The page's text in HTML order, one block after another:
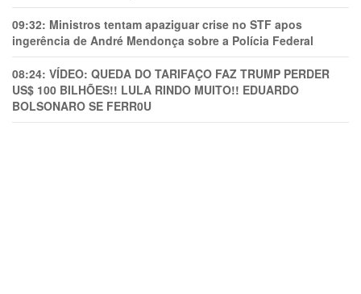
09:32: Ministros tentam apaziguar crise no STF apos
ingerência de André Mendonça sobre a Polícia Federal
08:24: VÍDEO: QUEDA DO TARIFAÇO FAZ TRUMP PERDER
US$ 100 BILHÕES!! LULA RINDO MUITO!! EDUARDO
BOLSONARO SE FERR0U